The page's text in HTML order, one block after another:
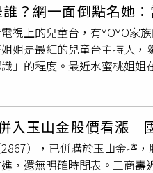
「這樣不行」的意思，立刻
全場，還一舉猜中「冠軍
分享〈trust my gut〉背後的
青 ，這次也以驚人的氣勢一
決心，直言：「在ICE的字
風格。參與「猜歌挑戰賽
的時候聽到伴奏就覺得很
的一段日子，所以印象特別
？網一面倒點名她
視上的兒童台，有YOYO家
姐是最紅的兒童台主持人
」的程度。最近水蜜桃姐
友在《批踢踢實業坊》（
樂）後來還去主持娛樂節目
／peachanyu）貼文曝
出，水蜜桃姐姐當年紅遍全
水蜜桃當初算全台都認識
哥也獲得高人氣支持，紛
入玉山金股價看漲
），已併購於玉山金控
，還無明確時間表。三商